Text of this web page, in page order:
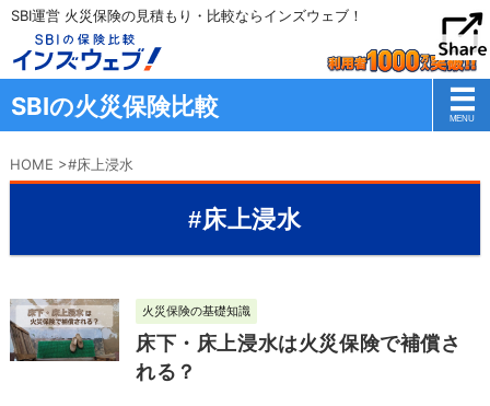
SBI運営 火災保険の見積もり・比較ならインズウェブ！
SBIの火災保険比較
HOME >#床上浸水
#床上浸水
火災保険の基礎知識
床下・床上浸水は火災保険で補償さ
れる？